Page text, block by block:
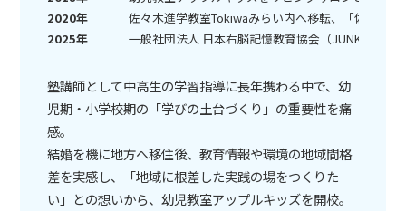
2020年
佐々木進学教室Tokiwaみらい内へ移転、「佐々木
2025年
一般社団法人 日本右脳記憶教育協会（JUNKK）代
塾講師として中高生の学習指導に長年携わる中で、幼
児期・小学校期の「学びの土台づくり」の重要性を痛
感。
結婚を機に地方へ移住後、教育情報や環境の地域間格
差を実感し、「地域に根差した実践の場をつくりた
い」との想いから、幼児教室アップルキッズを開校。